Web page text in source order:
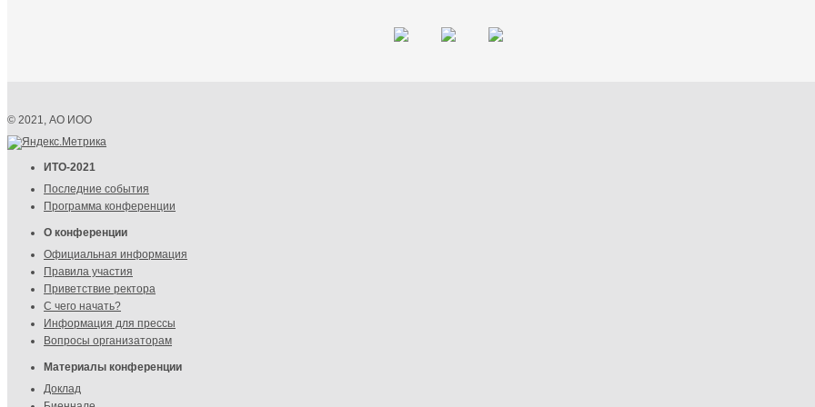
© 2021, АО ИОО
ИТО-2021
Последние события
Программа конференции
О конференции
Официальная информация
Правила участия
Приветствие ректора
С чего начать?
Информация для прессы
Вопросы организаторам
Материалы конференции
Доклад